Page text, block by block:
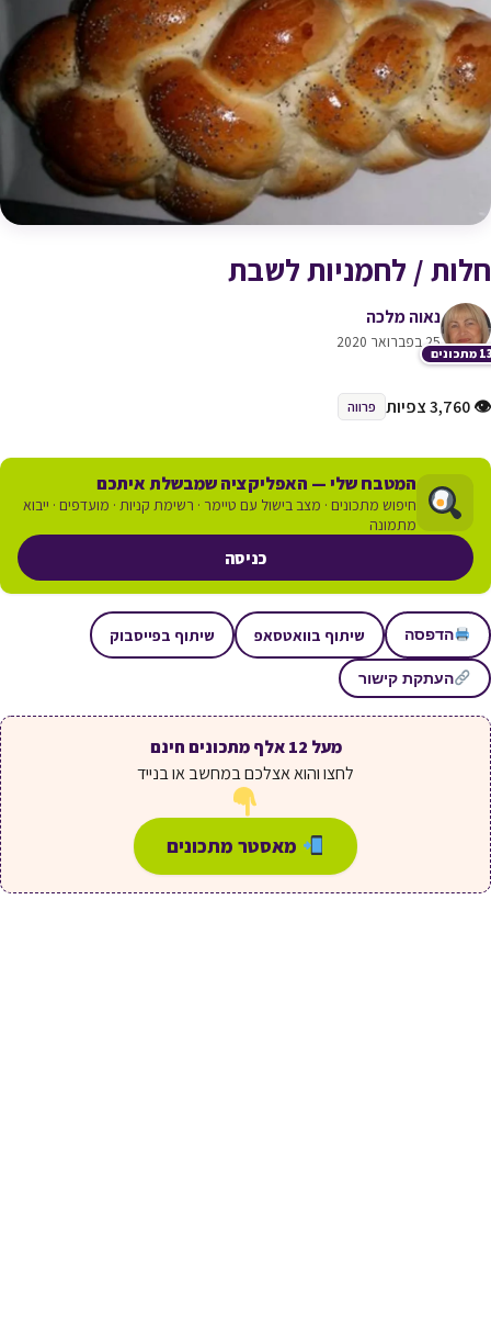
חלות / לחמניות לשבת
נאוה מלכה
25 בפברואר 2020
👁 3,760 צפיות פרווה
המטבח שלי — האפליקציה שמבשלת איתכם
חיפוש מתכונים · מצב בישול עם טיימר · רשימת קניות · מועדפים · ייבוא
מתמונה
כניסה
הדפסה שיתוף בוואטסאפ שיתוף בפייסבוק
העתקת קישור
מעל 12 אלף מתכונים חינם
לחצו והוא אצלכם במחשב או בנייד
מאסטר מתכונים